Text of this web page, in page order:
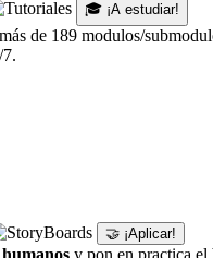
🎓 ¡A estudiar!
de 189 modulos/
🤝 ¡Aplicar!